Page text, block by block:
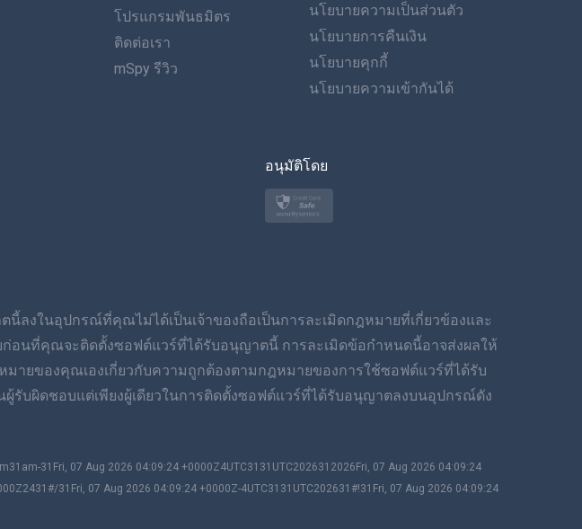
อิตาเลียน
العربية
ภาษาไทย
โปแลนด์
สวีเดน
ภาษาไทย
Dansk
โปรแกรมพันธมิตร
ติดต่อเรา
mSpy รีวิว
นโยบายความเป็นส่วนตัว
นโยบายการคืนเงิน
นโยบายคุกกี้
นโยบายความเข้ากันได้
อนุมัติโดย
งในอุปกรณ์ที่คุณไม่ได้เป็นเจ้าของถือเป็นการละเมิดกฎหมายที่เกี่ยวข้องและ
นที่คุณจะติดตั้งซอฟต์แวร์ที่ได้รับอนุญาตนี้ การละเมิดข้อกำหนดนี้อาจส่งผลให้
ายของคุณเองเกี่ยวกับความถูกต้องตามกฎหมายของการใช้ซอฟต์แวร์ที่ได้รับ
บผิดชอบแต่เพียงผู้เดียวในการติดตั้งซอฟต์แวร์ที่ได้รับอนุญาตลงบนอุปกรณ์ดัง
31Fri, 07 Aug 2026 04:09:24 +0000Z4UTC3131UTC2026312026Fri, 07 Aug 2026 04:09:24
31Fri, 07 Aug 2026 04:09:24 +0000Z-4UTC3131UTC202631#!31Fri, 07 Aug 2026 04:09:24